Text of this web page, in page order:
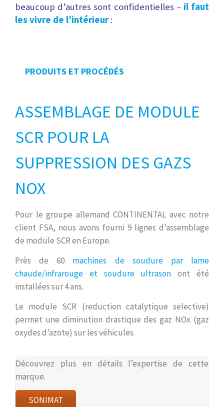
beaucoup d’autres sont confidentielles – il faut
les vivre de l’intérieur:
PRODUITS ET PROCÉDÉS
ASSEMBLAGE DE MODULE
SCR POUR LA
SUPPRESSION DES GAZS
NOX
Pour le groupe allemand CONTINENTAL avec notre
client FSA, nous avons fourni 9 lignes d’assemblage
de module SCR en Europe.
Près de 60 machines de soudure par lame
chaude/infrarouge et soudure ultrason ont été
installées sur 4 ans.
Le module SCR (reduction catalytique selective)
permet une diminution drastique des gaz NOx (gaz
oxydes d’azote) sur les véhicules.
Découvrez plus en détails l’expertise de cette
marque.
SONIMAT